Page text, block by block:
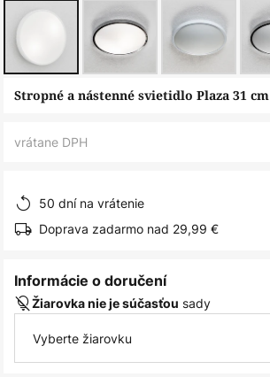
Preskočiť
Stropné a nástenné svietidlo Plaza 31 cm
vrátane DPH
50 dní na vrátenie
Doprava zadarmo nad 29,99 €
Informácie o doručení
Žiarovka nie je súčasťou sady
Vyberte žiarovku